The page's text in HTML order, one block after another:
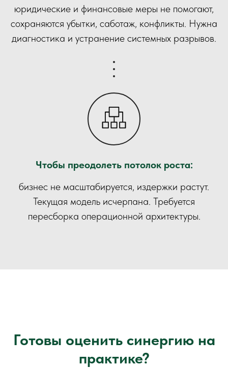
юридические и финансовые меры не помогают,
сохраняются убытки, саботаж, конфликты. Нужна
диагностика и устранение системных разрывов.
Чтобы преодолеть потолок роста:
бизнес не масштабируется, издержки растут.
Текущая модель исчерпана. Требуется
пересборка операционной архитектуры.
Готовы оценить синергию на
практике?